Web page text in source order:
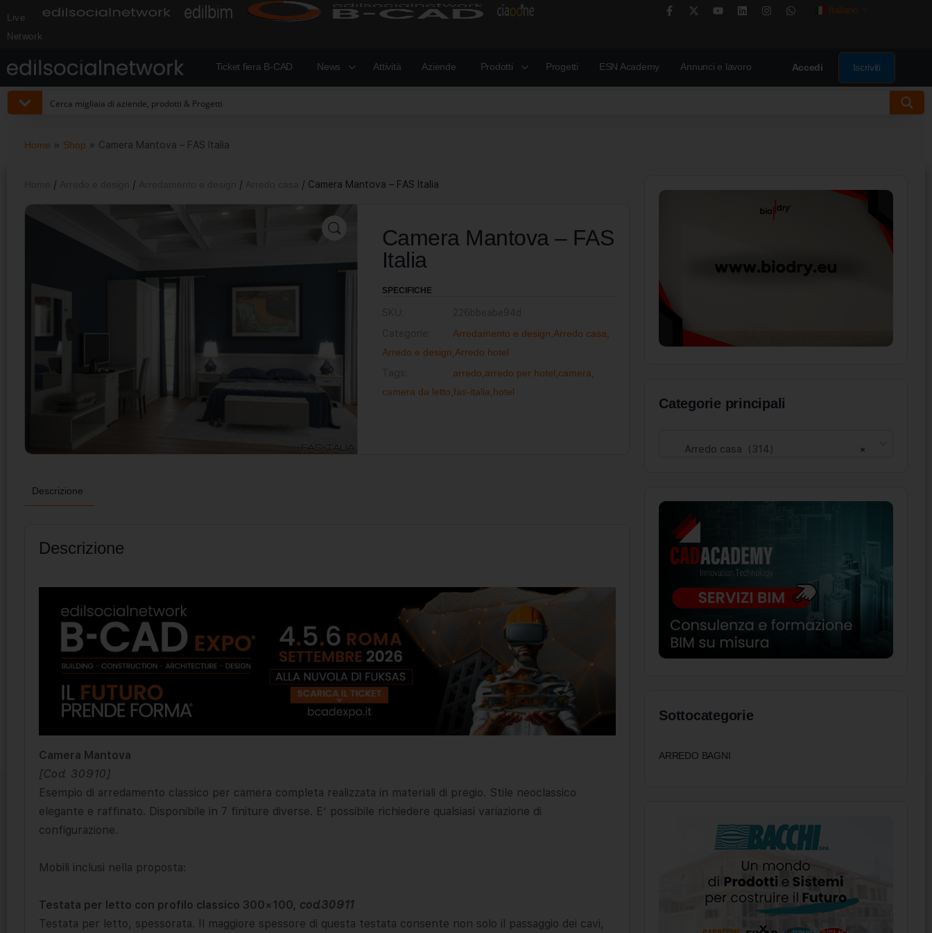
Live
Network
Italiano
Ticket fiera B-CAD News Attività Aziende Prodotti Progetti ESN Academy Annunci e lavoro Accedi Iscriviti
Home » Shop » Camera Mantova – FAS Italia
/ / / / Camera Mantova – FAS Italia
Camera Mantova – FAS
Italia
SPECIFICHE
Arredamento e design Arredo casa
Arredo e design Arredo hotel
arredo arredo per hotel camera
camera da letto fas-italia hotel
Descrizione
Descrizione
Camera Mantova
[Cod. 30910]
Esempio di arredamento classico per camera completa realizzata in materiali di pregio. Stile neoclassico
elegante e raffinato. Disponibile in 7 finiture diverse. E’ possibile richiedere qualsiasi variazione di
configurazione.
Mobili inclusi nella proposta:
Testata per letto con profilo classico 300×100, cod.30911
Testata per letto, spessorata. Il maggiore spessore di questa testata consente non solo il passaggio dei cavi,
Categorie principali
×
Arredo casa (314)
Sottocategorie
ARREDO BAGNI